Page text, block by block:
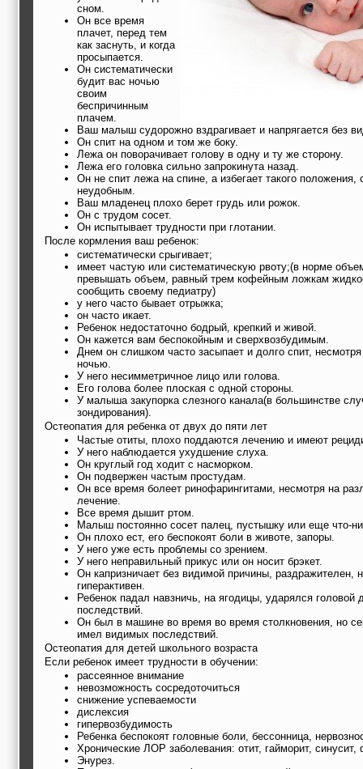
сном.
Он все время
плачет, перед тем
как заснуть, и когда
просыпается.
Он систематически
будит вас ночью
своим
беспричинным
плачем.
Ваш малыш судорожно вздрагивает и напрягается без
Он спит на одном и том же боку.
Лежа он поворачивает голову в одну и ту же сторону.
Лежа его головка сильно запрокинута назад.
Он не спит лежа на спине, а избегает такого положения,
неудобным.
Ваш младенец плохо берет грудь или рожок.
Он с трудом сосет.
Он испытывает трудности при глотании.
После кормления ваш ребенок:
систематически срыгивает;
имеет частую или систематическую рвоту;(в норме
превышать объем, равный трем кофейным ложкам
сообщить своему педиатру)
у него часто бывает отрыжка;
он часто икает.
Ребенок недостаточно бодрый, крепкий и живой.
Он кажется вам беспокойным и сверхвозбудимым.
Днем он слишком часто засыпает и долго спит,
ночью.
У него несимметричное лицо или голова.
Его голова более плоская с одной стороны.
У малыша закупорка слезного канала(в большинстве
зондирования).
Остеопатия для ребенка от двух до пяти лет
Частые отиты, плохо поддаются лечению и имеют
У него наблюдается ухудшение слуха.
Он круглый год ходит с насморком.
Он подвержен частым простудам.
Он все время болеет ринофарингитами, несмотря на
лечение.
Все время дышит ртом.
Малыш постоянно сосет палец, пустышку или еще что-
Он плохо ест, его беспокоят боли в животе, запоры.
У него уже есть проблемы со зрением.
У него неправильный прикус или он носит брэкет.
Он капризничает без видимой причины, раздражителен,
гиперактивен.
Ребенок падал навзничь, на ягодицы, ударялся головой
последствий.
Он был в машине во время во время столкновения, но
имел видимых последствий.
Остеопатия для детей школьного возраста
Если ребенок имеет трудности в обучении:
рассеянное внимание
невозможность сосредоточиться
снижение успеваемости
дислексия
гипервозбудимость
Ребенка беспокоят головные боли, бессонница,
Хронические ЛОР заболевания: отит, гайморит, синусит,
Энурез.